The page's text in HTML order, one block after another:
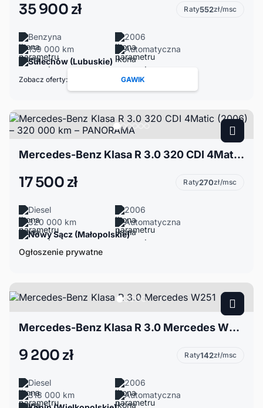
35 900 zł Raty552zł/msc
Benzyna
2006
159 000 km
Automatyczna
Sulechów (Lubuskie)
Zobacz oferty: GAWIK
Mercedes-Benz Klasa R 3.0 320 CDI 4Matic (2006) – 320 000 km – PANORAMA
17 500 zł Raty270zł/msc
Diesel
2006
320 000 km
Automatyczna
Nowy Sącz (Małopolskie)
Ogłoszenie prywatne
Mercedes-Benz Klasa R 3.0 Mercedes W251
9 200 zł Raty142zł/msc
Diesel
2006
318 000 km
Automatyczna